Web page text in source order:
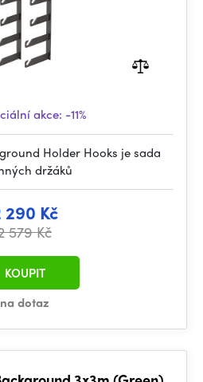
akce: -11%
Holder Hooks je sada
držáků
290 Kč
579 Kč
na dotaz
KOUPIT